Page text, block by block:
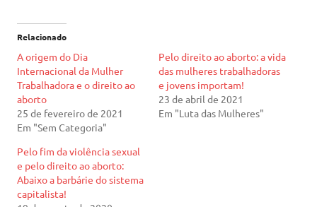
Relacionado
A origem do Dia
Internacional da Mulher
Trabalhadora e o direito ao
aborto
25 de fevereiro de 2021
Em "Sem Categoria"
Pelo direito ao aborto: a vida
das mulheres trabalhadoras
e jovens importam!
23 de abril de 2021
Em "Luta das Mulheres"
Pelo fim da violência sexual
e pelo direito ao aborto:
Abaixo a barbárie do sistema
capitalista!